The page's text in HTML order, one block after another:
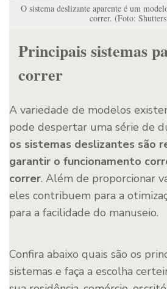
O sistema deslizante aparente é um
correr. (Foto:
Principais sistemas
correr
A variedade de modelos
pode despertar uma série de
os sistemas deslizantes são
garantir o funcionamento
correr. Além de proporcionar
eles contribuem para a
para a facilidade do manuseio.
Confira abaixo quais são os
sistemas e faça a escolha